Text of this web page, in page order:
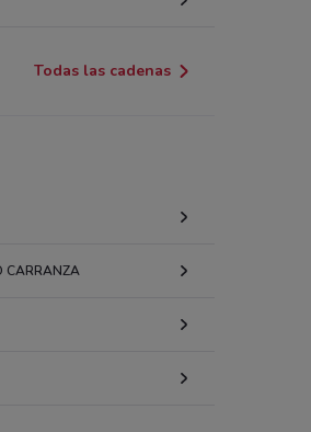
Todas las cadenas
CARRANZA